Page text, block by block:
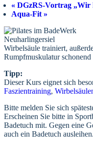
« DGzRS-Vortrag
Aqua-Fit »
Wirbelsäule trainiert,
Rumpfmuskulatur
Tipp:
Dieser Kurs eignet sich
Faszientraining,
Bitte melden Sie sich
Erscheinen Sie bitte in
Badetuch mit. Gegen eine
auch ein Badetuch ausleihen.